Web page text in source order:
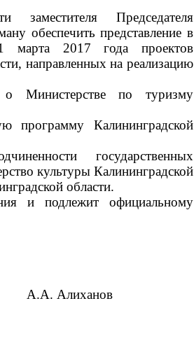
Председателя
обеспечить представление в
марта 2017 года проектов
направленных на реализацию
Министерстве по туризму
программу Калининградской
государственных
культуры Калининградской
области.
и подлежит официальному
А.А. Алиханов